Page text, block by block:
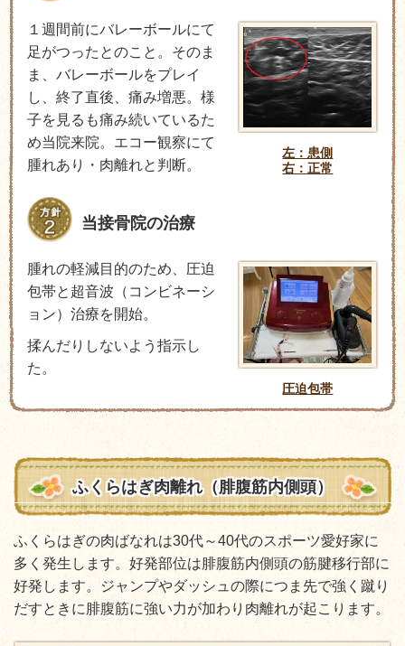
左：患側
右：正常
１週間前にバレーボールにて
足がつったとのこと。そのま
ま、バレーボールをプレイ
し、終了直後、痛み増悪。様
子を見るも痛み続いているた
め当院来院。エコー観察にて
腫れあり・肉離れと判断。
当接骨院の治療
圧迫包帯
腫れの軽減目的のため、圧迫
包帯と超音波（コンビネーシ
ョン）治療を開始。
揉んだりしないよう指示し
た。
ふくらはぎ肉離れ（腓腹筋内側頭）
ふくらはぎの肉ばなれは30代～40代のスポーツ愛好家に
多く発生します。好発部位は腓腹筋内側頭の筋腱移行部に
好発します。ジャンプやダッシュの際につま先で強く蹴り
だすときに腓腹筋に強い力が加わり肉離れが起こります。